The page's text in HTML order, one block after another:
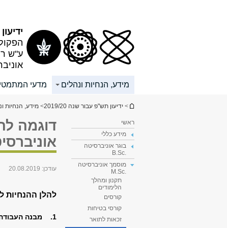
ידיעון
ע"ש
מידע, הנחיות ונהלים מדעי
הינך נמצא כאן
> ידיעון תש"פ עבור שנה 2019/20 > מידע, הנחיות
ראשי
מידע כללי
בוגר אוניברסיטה
.B.Sc
מוסמך אוניברסיטה
.M.Sc
תקנון ומהלך
הלימודים
קורסים
קורסי בטיחות
זכאות לתואר
דוגמה
עודכן: 20.08.2019
להלן ההנחיות
1. מבנה העבודה